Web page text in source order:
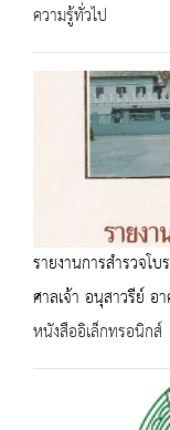
ความรู้ทั่วไป
รายงานการสำรวจโ
ศาลเจ้า อนุสาวรีย์ อ
หนังสืออิเล็กทรอนิกส์